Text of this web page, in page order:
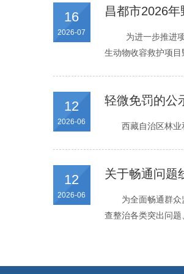
16
2026-07
昌都市2026
为进一步推进
生动物收容救护项目
12
2026-06
轻微免罚的公
西藏自治区林业
12
2026-06
关于畅通问题
为全面畅通群
查整治各类突出问题